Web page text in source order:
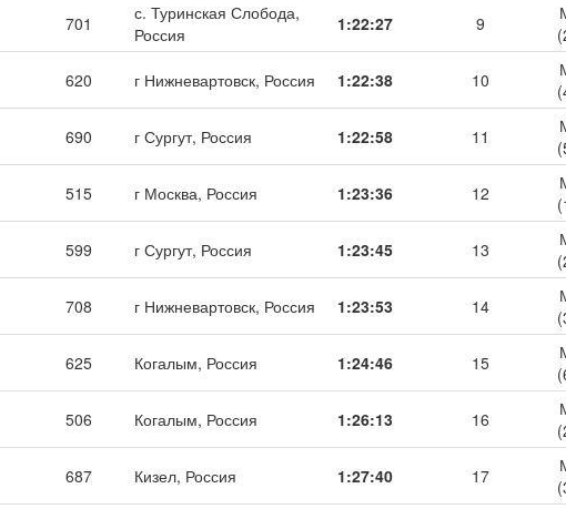
701
с. Туринская Слобода,
Россия
1:22:27 9
620 г Нижневартовск, Россия 1:22:38 10
690 г Сургут, Россия 1:22:58 11
515 г Москва, Россия 1:23:36 12
599 г Сургут, Россия 1:23:45 13
708 г Нижневартовск, Россия 1:23:53 14
625 Когалым, Россия 1:24:46 15
506 Когалым, Россия 1:26:13 16
687 Кизел, Россия 1:27:40 17